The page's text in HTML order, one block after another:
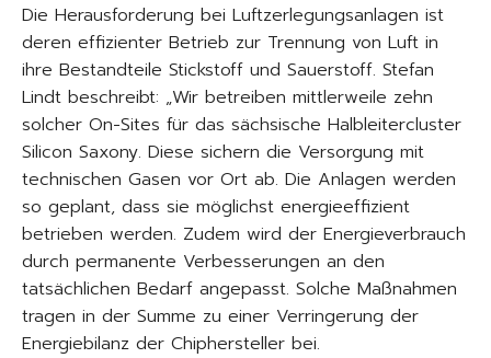
Die Herausforderung bei Luftzerlegungsanlagen ist
deren effizienter Betrieb zur Trennung von Luft in
ihre Bestandteile Stickstoff und Sauerstoff. Stefan
Lindt beschreibt: „Wir betreiben mittlerweile zehn
solcher On-Sites für das sächsische Halbleitercluster
Silicon Saxony. Diese sichern die Versorgung mit
technischen Gasen vor Ort ab. Die Anlagen werden
so geplant, dass sie möglichst energieeffizient
betrieben werden. Zudem wird der Energieverbrauch
durch permanente Verbesserungen an den
tatsächlichen Bedarf angepasst. Solche Maßnahmen
tragen in der Summe zu einer Verringerung der
Energiebilanz der Chiphersteller bei.